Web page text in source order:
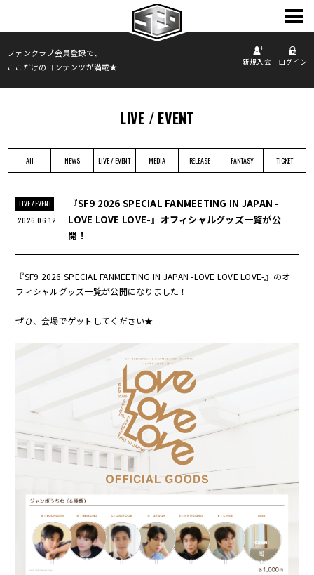
ファンクラブ会員登録で、
ここだけのコンテンツが満載★
新規入会 ログイン
PROFILE
DISCOGRAPHY
PHOTO
MOVIE
LIVE / EVENT
All NEWS LIVE / EVENT MEDIA RELEASE FANTASY TICKET
LIVE / EVENT
2026.06.12
『SF9 2026 SPECIAL FANMEETING IN JAPAN -
LOVE LOVE LOVE-』オフィシャルグッズ一覧が公
開！
『SF9 2026 SPECIAL FANMEETING IN JAPAN -LOVE LOVE LOVE-』のオ
フィシャルグッズ一覧が公開になりました！
ぜひ、会場でゲットしてください★